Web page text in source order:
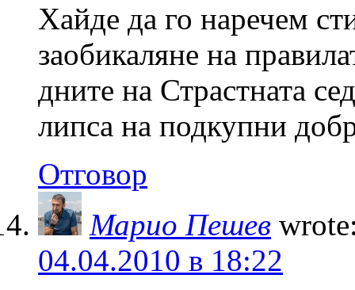
Хайде да го наречем
заобикаляне на
дните на Страстната
липса на подкупни
Отговор
Марио Пешев
04.04.2010 в 18:22